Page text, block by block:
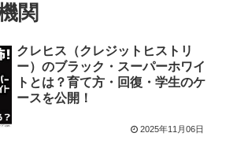
関
クレヒス（クレジットヒストリ
ー）のブラック・スーパーホワイ
トとは？育て方・回復・学生のケ
ースを公開！
2025年11月06日